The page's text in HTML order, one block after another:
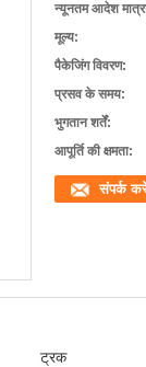
न्यूनतम आदेश
मूल्य:
पैकेजिंग विवरण:
प्रसव के समय:
भुगतान शर्तें:
आपूर्ति की क्षमता:
संपर्क
ट्रक